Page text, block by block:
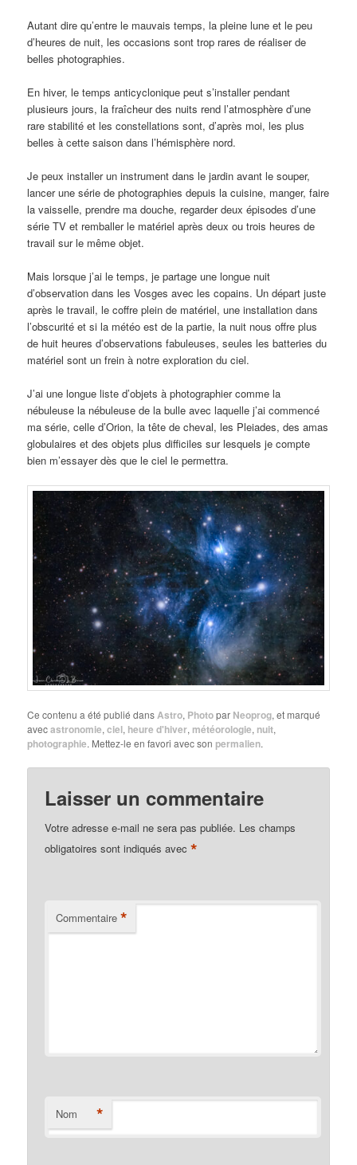
Autant dire qu’entre le mauvais temps, la pleine lune et le peu
d’heures de nuit, les occasions sont trop rares de réaliser de
belles photographies.
En hiver, le temps anticyclonique peut s’installer pendant
plusieurs jours, la fraîcheur des nuits rend l’atmosphère d’une
rare stabilité et les constellations sont, d’après moi, les plus
belles à cette saison dans l’hémisphère nord.
Je peux installer un instrument dans le jardin avant le souper,
lancer une série de photographies depuis la cuisine, manger, faire
la vaisselle, prendre ma douche, regarder deux épisodes d’une
série TV et remballer le matériel après deux ou trois heures de
travail sur le même objet.
Mais lorsque j’ai le temps, je partage une longue nuit
d’observation dans les Vosges avec les copains. Un départ juste
après le travail, le coffre plein de matériel, une installation dans
l’obscurité et si la météo est de la partie, la nuit nous offre plus
de huit heures d’observations fabuleuses, seules les batteries du
matériel sont un frein à notre exploration du ciel.
J’ai une longue liste d’objets à photographier comme la
nébuleuse la nébuleuse de la bulle avec laquelle j’ai commencé
ma série, celle d’Orion, la tête de cheval, les Pleiades, des amas
globulaires et des objets plus difficiles sur lesquels je compte
bien m’essayer dès que le ciel le permettra.
Ce contenu a été publié dansAstro, Photopar Neoprog, et marqué
avecastronomie,ciel, heure d'hiver, météorologie, nuit,
photographie. Mettez-le en favori avec son permalien.
Laisser un commentaire
Votre adresse e-mail ne sera pas publiée. Les champs
obligatoires sont indiqués avec*
Commentaire *
Nom *